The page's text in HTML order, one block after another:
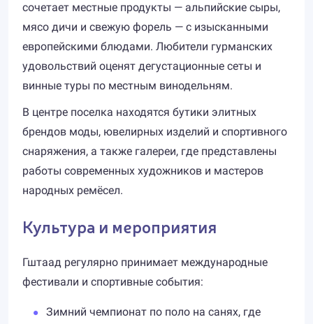
сочетает местные продукты — альпийские сыры,
мясо дичи и свежую форель — с изысканными
европейскими блюдами. Любители гурманских
удовольствий оценят дегустационные сеты и
винные туры по местным винодельням.
В центре поселка находятся бутики элитных
брендов моды, ювелирных изделий и спортивного
снаряжения, а также галереи, где представлены
работы современных художников и мастеров
народных ремёсел.
Культура и мероприятия
Гштаад регулярно принимает международные
фестивали и спортивные события:
Зимний чемпионат по поло на санях, где